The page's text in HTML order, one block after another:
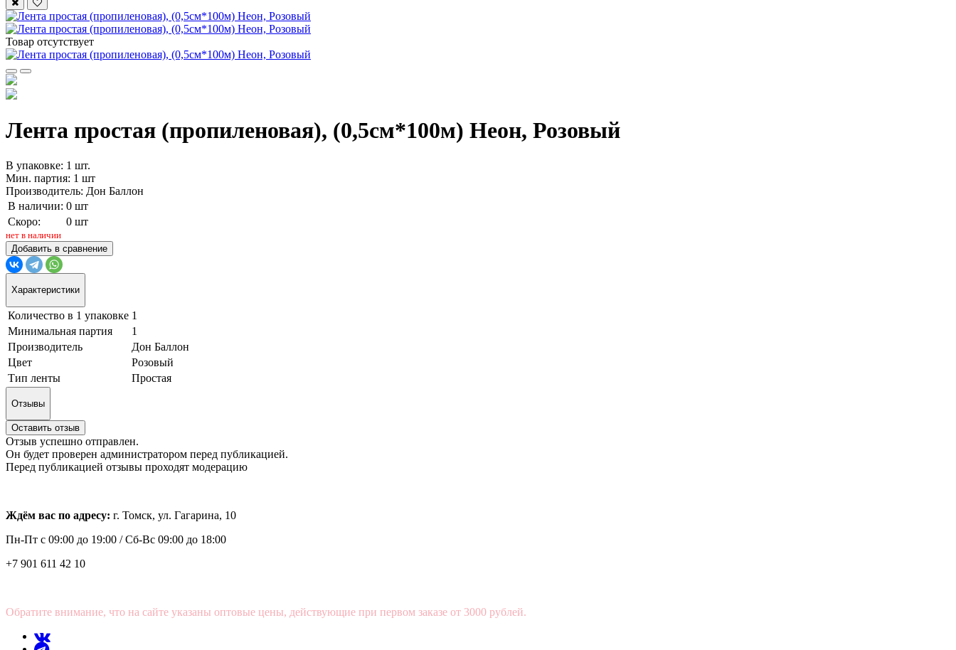
Товар отсутствует
Лента простая (пропиленовая), (0,5см*100м) Неон, Розовый
В упаковке: 1 шт.
Мин. партия: 1 шт
Производитель: Дон Баллон
В наличии: 0 шт
Скоро:
0 шт
нет в наличии
Добавить в сравнение
Характеристики
Количество в 1 упаковке 1
Минимальная партия
1
Производитель
Дон Баллон
Цвет
Розовый
Тип ленты
Простая
Отзывы
Оставить отзыв
Отзыв успешно отправлен.
Он будет проверен администратором перед публикацией.
Перед публикацией отзывы проходят модерацию
Ждём вас по адресу: г. Томск, ул. Гагарина, 10
Пн-Пт с 09:00 до 19:00 /Сб-Вс 09:00 до 18:00
+7 901 611 42 10
Обратите внимание, что на сайте указаны оптовые цены, действующие при первом заказе от 3000 рублей.